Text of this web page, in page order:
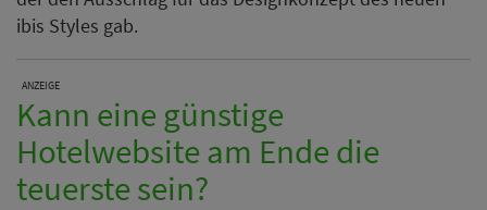
ibis Styles gab.
ANZEIGE
Kann eine günstige
Hotelwebsite am Ende die
teuerste sein?